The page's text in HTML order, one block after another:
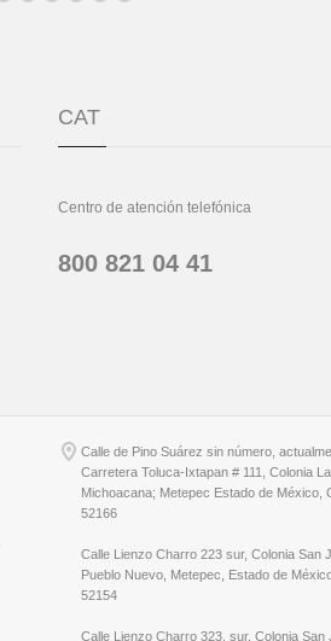
CAT
Centro de atención telefónica
800 821 04 41
Calle de Pino Suárez sin número,
Carretera Toluca-Ixtapan # 111, Colonia La
Michoacana; Metepec Estado de México,
52166
Calle Lienzo Charro 223 sur, Colonia San
Pueblo Nuevo, Metepec, Estado de
52154
Calle Lienzo Charro 323, sur, Colonia San